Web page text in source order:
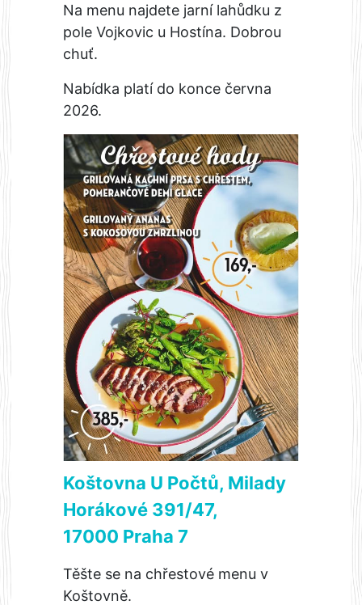
Na menu najdete jarní lahůdku z
pole Vojkovic u Hostína. Dobrou
chuť.
Nabídka platí do konce června
2026.
Koštovna U Počtů, Milady
Horákové 391/47,
17000 Praha 7
Těšte se na chřestové menu v
Koštovně.